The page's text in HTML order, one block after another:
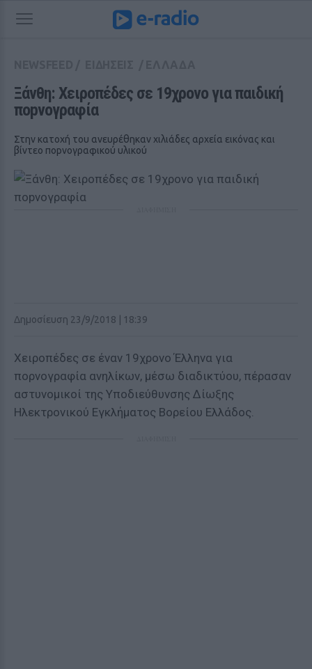
Ξάνθη: Χειροπέδες σε 19χρονο για παιδική
ποpνογραφία
Στην κατοχή του ανευρέθηκαν χιλιάδες αρχεία εικόνας και
βίντεο ποpνογραφικού υλικού
Δημοσίευση 23/9/2018 | 18:39
Χειροπέδες σε έναν 19χρονο Έλληνα για
πορνογραφία ανηλίκων, μέσω διαδικτύου, πέρασαν
αστυνομικοί της Υποδιεύθυνσης Δίωξης
Ηλεκτρονικού Εγκλήματος Βορείου Ελλάδος.